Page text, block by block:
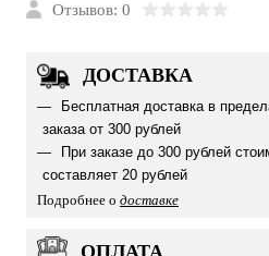
Отзывов: 0
ДОСТАВКА
Бесплатная доставка в
заказа от 300 рублей
При заказе до 300 рублей
составляет 20 рублей
Подробнее о доставке
ОПЛАТА